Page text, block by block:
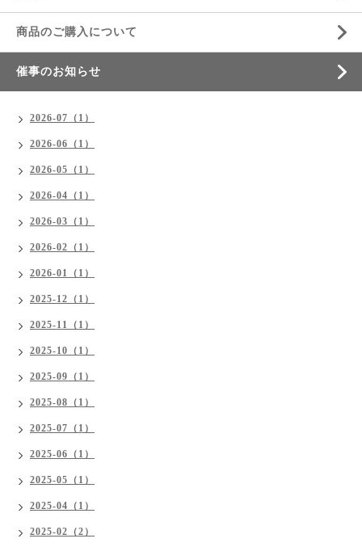
商品のご購入について
催事のお知らせ
2026-07（1）
2026-06（1）
2026-05（1）
2026-04（1）
2026-03（1）
2026-02（1）
2026-01（1）
2025-12（1）
2025-11（1）
2025-10（1）
2025-09（1）
2025-08（1）
2025-07（1）
2025-06（1）
2025-05（1）
2025-04（1）
2025-02（2）